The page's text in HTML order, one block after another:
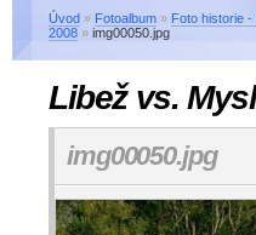
Úvod » Fotoalbum » Foto historie
2008 » img00050.jpg
Libež vs.
img00050.jpg